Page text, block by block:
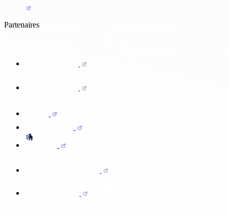
Partenaires